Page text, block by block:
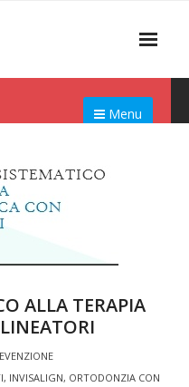
Menu
ALLA TERAPIA
, INVISALIGN, ORTODONZIA CON